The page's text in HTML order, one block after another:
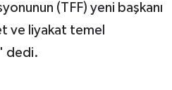
(TFF) yeni başkanı
ve liyakat temel
dedi.